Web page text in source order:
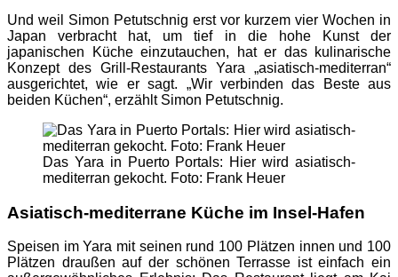
Und weil Simon Petutschnig erst vor kurzem vier Wochen in
Japan verbracht hat, um tief in die hohe Kunst der
japanischen Küche einzutauchen, hat er das kulinarische
Konzept des Grill-Restaurants Yara „asiatisch-mediterran“
ausgerichtet, wie er sagt. „Wir verbinden das Beste aus
beiden Küchen“, erzählt Simon Petutschnig.
Das Yara in Puerto Portals: Hier wird asiatisch-
mediterran gekocht. Foto: Frank Heuer
Asiatisch-mediterrane Küche im Insel-Hafen
Speisen im Yara mit seinen rund 100 Plätzen innen und 100
Plätzen draußen auf der schönen Terrasse ist einfach ein